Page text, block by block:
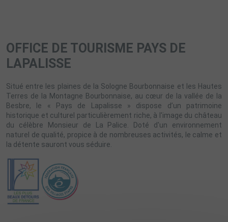
OFFICE DE TOURISME PAYS DE
LAPALISSE
Situé entre les plaines de la Sologne Bourbonnaise et les Hautes
Terres de la Montagne Bourbonnaise, au cœur de la vallée de la
Besbre, le « Pays de Lapalisse » dispose d’un patrimoine
historique et culturel particulièrement riche, à l'image du château
du célèbre Monsieur de La Palice. Doté d'un environnement
naturel de qualité, propice à de nombreuses activités, le calme et
la détente sauront vous séduire.